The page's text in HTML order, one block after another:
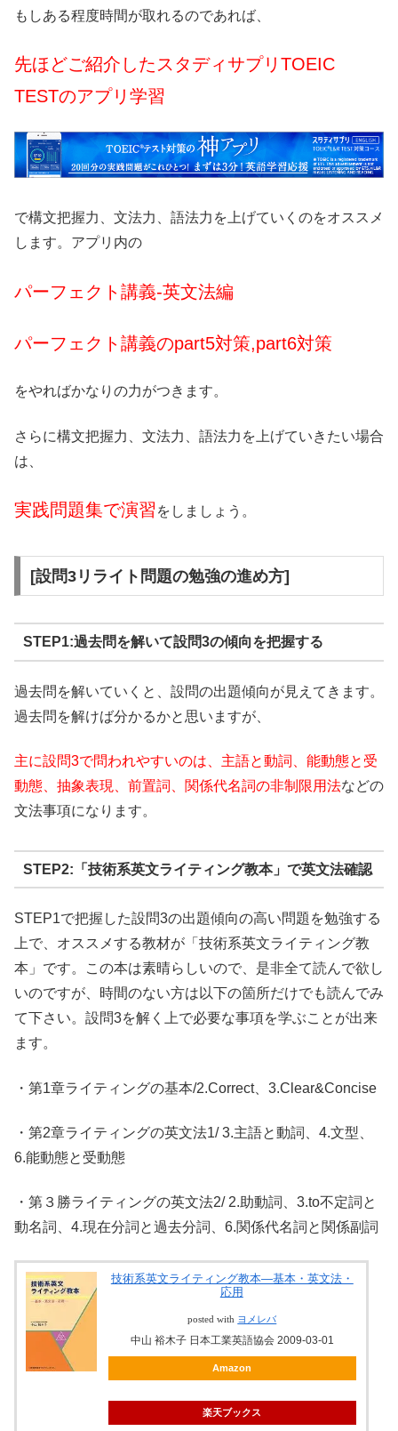
もしある程度時間が取れるのであれば、
先ほどご紹介したスタディサプリTOEIC
TESTのアプリ学習
で構文把握力、文法力、語法力を上げていくのをオススメ
します。アプリ内の
パーフェクト講義-英文法編
パーフェクト講義のpart5対策,part6対策
をやればかなりの力がつきます。
さらに構文把握力、文法力、語法力を上げていきたい場合
は、
実践問題集で演習 をしましょう。
[設問3リライト問題の勉強の進め方]
STEP1:過去問を解いて設問3の傾向を把握する
過去問を解いていくと、設問の出題傾向が見えてきます。
過去問を解けば分かるかと思いますが、
主に設問3で問われやすいのは、主語と動詞、能動態と受
動態、抽象表現、前置詞、関係代名詞の非制限用法などの
文法事項になります。
STEP2:「技術系英文ライティング教本」で英文法確認
STEP1で把握した設問3の出題傾向の高い問題を勉強する
上で、オススメする教材が「技術系英文ライティング教
本」です。この本は素晴らしいので、是非全て読んで欲し
いのですが、時間のない方は以下の箇所だけでも読んでみ
て下さい。設問3を解く上で必要な事項を学ぶことが出来
ます。
・第1章ライティングの基本/2.Correct、3.Clear&Concise
・第2章ライティングの英文法1/ 3.主語と動詞、4.文型、
6.能動態と受動態
・第３勝ライティングの英文法2/ 2.助動詞、3.to不定詞と
動名詞、4.現在分詞と過去分詞、6.関係代名詞と関係副詞
技術系英文ライティング教本―基本・英文法・
応用
posted with ヨメレバ
中山 裕木子 日本工業英語協会 2009-03-01
Amazon
楽天ブックス